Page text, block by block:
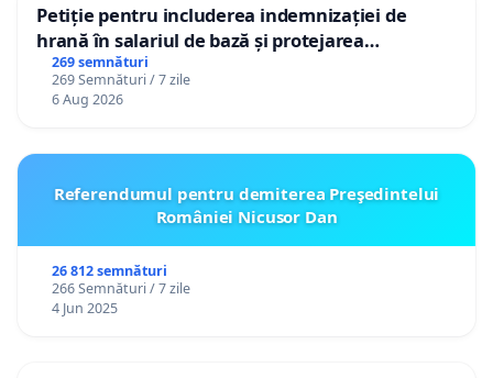
Petiție pentru includerea indemnizației de
hrană în salariul de bază și protejarea
gradațiilor de vechime pentru asistenții
personali
269 semnături
269 Semnături / 7 zile
6 Aug 2026
Referendumul pentru demiterea Preşedintelui
României Nicusor Dan
26 812 semnături
266 Semnături / 7 zile
4 Jun 2025